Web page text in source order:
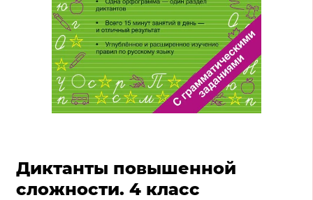
Диктанты повышенной
сложности. 4 класс